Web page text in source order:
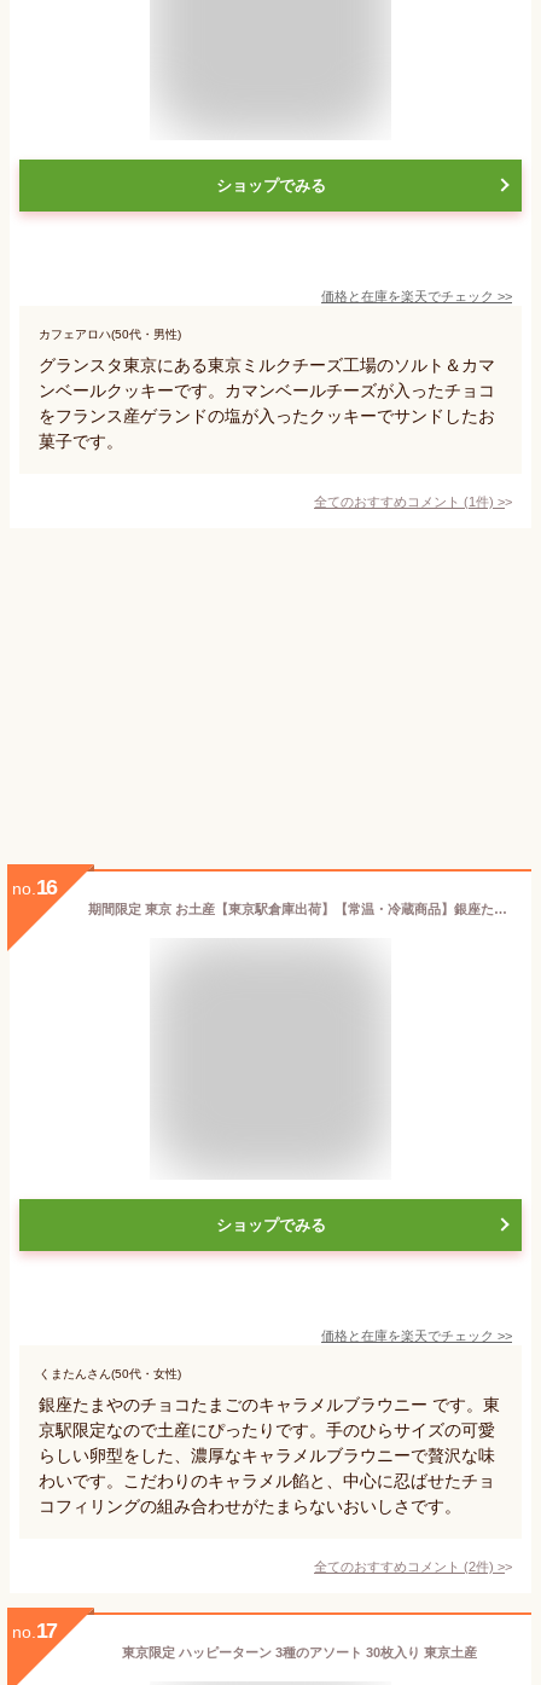
ショップでみる
価格と在庫を楽天でチェック >>
カフェアロハ(50代・男性)
グランスタ東京にある東京ミルクチーズ工場のソルト＆カマ
ンベールクッキーです。カマンベールチーズが入ったチョコ
をフランス産ゲランドの塩が入ったクッキーでサンドしたお
菓子です。
全てのおすすめコメント (1件) >
no. 16
期間限定 東京 お土産【東京駅倉庫出荷】【常温・冷蔵商品】銀座たまや チョコたまご キャラメルブラウニー 5個入東京みやげ 洋菓子 土産 スイーツ お中元 お歳暮 内祝い バレンタイン ホワイトデー お取り寄せ ギフト プレゼント プチギフト 手土産 のし可
ショップでみる
価格と在庫を楽天でチェック >>
くまたんさん(50代・女性)
銀座たまやのチョコたまごのキャラメルブラウニー です。東
京駅限定なので土産にぴったりです。手のひらサイズの可愛
らしい卵型をした、濃厚なキャラメルブラウニーで贅沢な味
わいです。こだわりのキャラメル餡と、中心に忍ばせたチョ
コフィリングの組み合わせがたまらないおいしさです。
全てのおすすめコメント (2件) >
no. 17
東京限定 ハッピーターン 3種のアソート 30枚入り 東京土産